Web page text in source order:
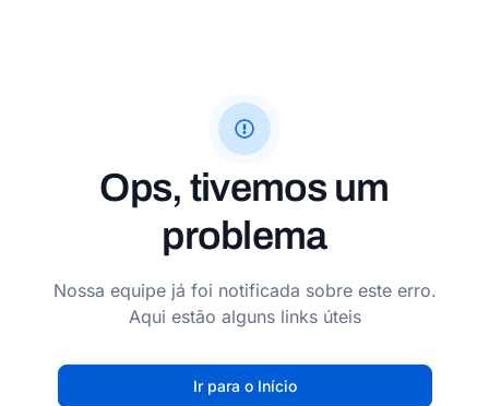
Ops, tivemos um
problema
Nossa equipe já foi notificada sobre este erro.
Aqui estão alguns links úteis
Ir para o Início